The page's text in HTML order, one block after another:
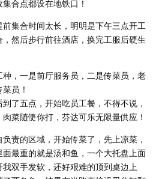
合点都设在地铁口！
集合时间太长，明明是下午三点开工
然后步行前往酒店，换完工服后硬生
，一是前厅服务员，二是传菜员，老
员！
了五点，开始吃员工餐，不得不说，
菜随便你打，芬达可乐无限量供应！
责的区域，开始传菜了，先上凉菜，
最重的就是汤和鱼，一个大托盘上面
双手发软，还好艰难的顶到桌边上